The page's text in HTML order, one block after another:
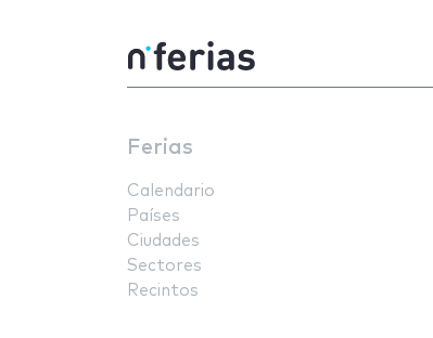
Ferias
Calendario
Países
Ciudades
Sectores
Recintos